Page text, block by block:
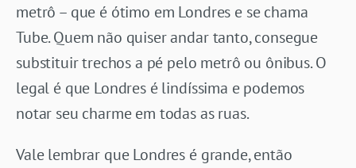
metrô – que é ótimo em Londres e se chama
Tube. Quem não quiser andar tanto, consegue
substituir trechos a pé pelo metrô ou ônibus. O
legal é que Londres é lindíssima e podemos
notar seu charme em todas as ruas.
Vale lembrar que Londres é grande, então